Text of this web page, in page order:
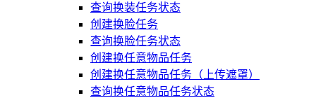
查询换装任务状态
创建换脸任务
查询换脸任务状态
创建换任意物品任务
创建换任意物品任务（上传遮罩）
查询换任意物品任务状态